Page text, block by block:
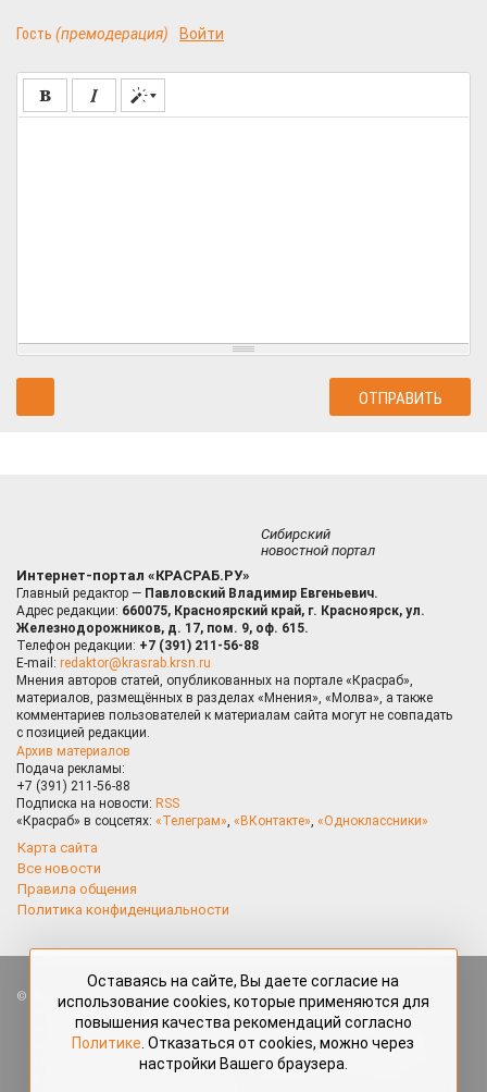
Гость (премодерация) Войти
Сибирский
новостной портал
Интернет-портал «КРАСРАБ.РУ»
Главный редактор — Павловский Владимир Евгеньевич.
Адрес редакции: 660075, Красноярский край, г. Красноярск, ул.
Железнодорожников, д. 17, пом. 9, оф. 615.
Телефон редакции: +7 (391) 211-56-88
E-mail: redaktor@krasrab.krsn.ru
Мнения авторов статей, опубликованных на портале «Красраб»,
материалов, размещённых в разделах «Мнения», «Молва», а также
комментариев пользователей к материалам сайта могут не совпадать
с позицией редакции.
Архив материалов
Подача рекламы:
+7 (391) 211-56-88
Подписка на новости: RSS
«Красраб» в соцсетях: «Телеграм», «ВКонтакте», «Одноклассники»
Карта сайта
Все новости
Правила общения
Политика конфиденциальности
Все права защищены. Любые материалы, размещённые на портале
«Красраб.ру» сотрудниками редакции, нештатными авторами
и читателями, являются объектами авторского права. Полное или
частичное использование материалов, размещённых на портале
«Красраб.ру», допускается только с письменного согласия редакции
Оставаясь на сайте, Вы даете согласие на
использование cookies, которые применяются для
повышения качества рекомендаций согласно
Политике . Отказаться от cookies, можно через
настройки Вашего браузера.